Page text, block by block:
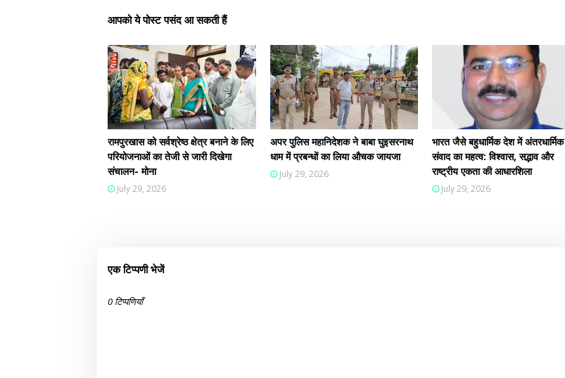
आपको ये पोस्ट पसंद आ सकती हैं
रामपुरखास को सर्वश्रेष्ठ क्षेत्र बनाने के लिए
परियोजनाओं का तेजी से जारी दिखेगा
संचालन- मोना
July 29, 2026
अपर पुलिस महानिदेशक ने बाबा घुइसरनाथ
धाम में प्रबन्धों का लिया औचक जायजा
July 29, 2026
भारत जैसे बहुधार्मिक देश में अंतरधार्मिक
संवाद का महत्व: विश्वास, सद्भाव और
राष्ट्रीय एकता की आधारशिला
July 29, 2026
एक टिप्पणी भेजें
0 टिप्पणियाँ